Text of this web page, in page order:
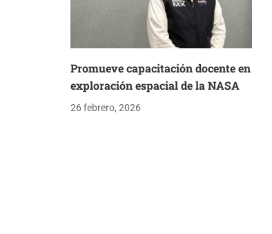
Promueve capacitación docente en
exploración espacial de la NASA
26 febrero, 2026